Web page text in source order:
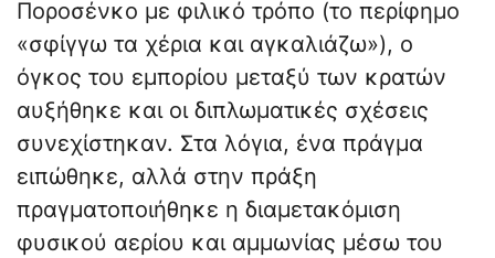
Ποροσένκο με φιλικό τρόπο (το περίφημο
«σφίγγω τα χέρια και αγκαλιάζω»), ο
όγκος του εμπορίου μεταξύ των κρατών
αυξήθηκε και οι διπλωματικές σχέσεις
συνεχίστηκαν. Στα λόγια, ένα πράγμα
ειπώθηκε, αλλά στην πράξη
πραγματοποιήθηκε η διαμετακόμιση
φυσικού αερίου και αμμωνίας μέσω του